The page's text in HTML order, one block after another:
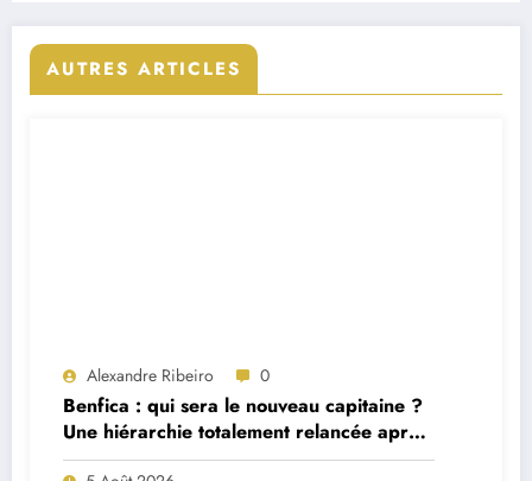
AUTRES ARTICLES
Alexandre Ribeiro 0
Benfica : qui sera le nouveau capitaine ?
Une hiérarchie totalement relancée après
deux départs majeurs